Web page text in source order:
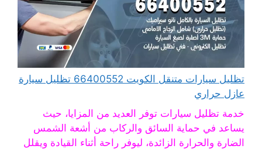
تظليل سيارات متنقل الكويت 66400552 تظليل سيارة
عازل حراري
خدمة تظليل سيارات توفر العديد من المزايا، حيث
يساعد في حماية السائق والركاب من أشعة الشمس
الضارة والحرارة الزائدة، ليوفر راحة أثناء القيادة ويقلل